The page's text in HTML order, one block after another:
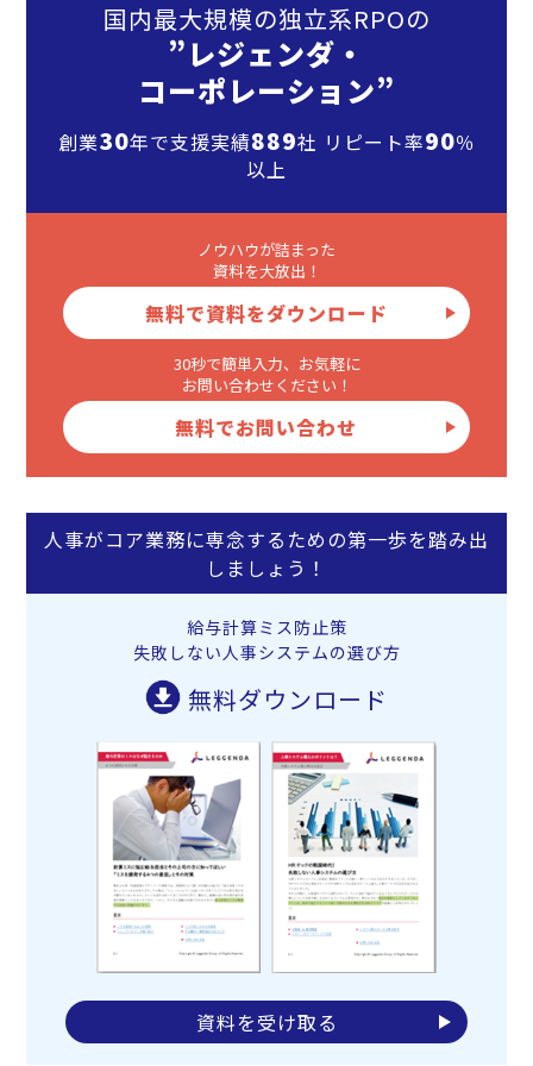
国内最大規模の独立系RPOの
”レジェンダ・
コーポレーション”
創業30年で支援実績889社 リピート率90％
以上
ノウハウが詰まった
資料を大放出！
無料で資料をダウンロード
30秒で簡単入力、お気軽に
お問い合わせください！
無料でお問い合わせ
人事がコア業務に専念するための第一歩を踏み出
しましょう！
給与計算ミス防止策
失敗しない人事システムの選び方
無料ダウンロード
資料を受け取る